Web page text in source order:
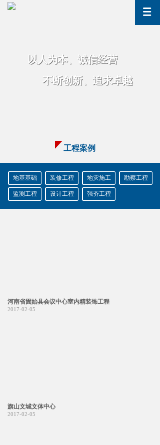
以人为本、诚信经营
不断创新、 追求卓越
以人为本、诚信经营
不断创新、 追求卓越
工程案例
地基基础 装修工程 地灾施工 勘察工程
监测工程 设计工程 强夯工程
河南省固始县会议中心室内精装饰工程
2017-02-05
旗山文城文体中心
2017-02-05